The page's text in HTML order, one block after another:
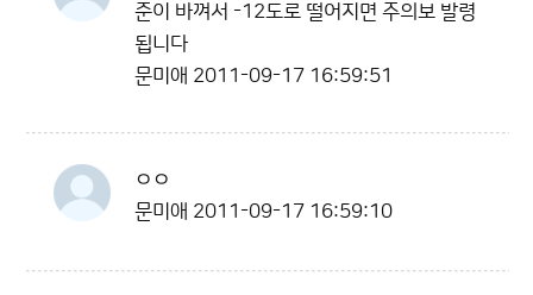
준이 바껴서 -12도로 떨어지면 주의보 발령
됩니다
문미애 2011-09-17 16:59:51
ㅇㅇ
문미애 2011-09-17 16:59:10